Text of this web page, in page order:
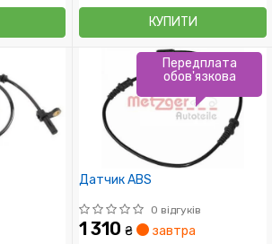
КУПИТИ
Датчик ABS
0 відгуків
1 310 ₴ завтра
Передплата
обов'язкова